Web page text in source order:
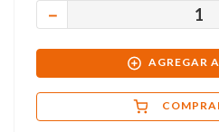
－
AGREGAR